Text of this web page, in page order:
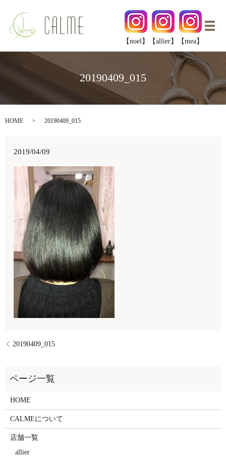
メ
【noel】
【allier】 【mea】
20190409_015
HOME 20190409_015
2019/04/09
20190409_015
HOME
CALMEについて
店舗一覧
allier